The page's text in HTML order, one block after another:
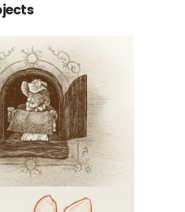
(Efteling)
Illustraties